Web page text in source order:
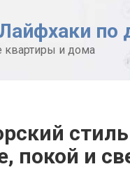
по
квартиры и дома
стиль
покой и